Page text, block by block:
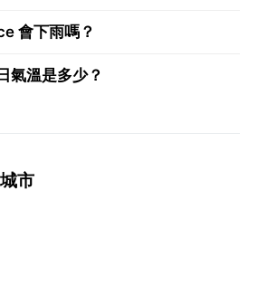
會下雨嗎？
氣溫是多少？
市